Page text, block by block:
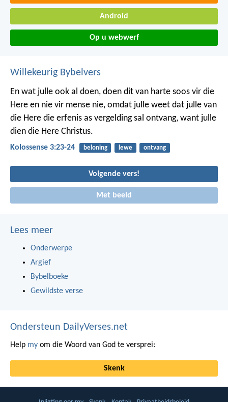
Android
Op u webwerf
Willekeurig Bybelvers
En wat julle ook al doen, doen dit van harte soos vir die
Here en nie vir mense nie, omdat julle weet dat julle van
die Here die erfenis as vergelding sal ontvang, want julle
dien die Here Christus.
Kolossense 3:23-24 beloning lewe ontvang
Volgende vers!
Met beeld
Lees meer
Onderwerpe
Argief
Bybelboeke
Gewildste verse
Ondersteun DailyVerses.net
Help my om die Woord van God te versprei:
Skenk